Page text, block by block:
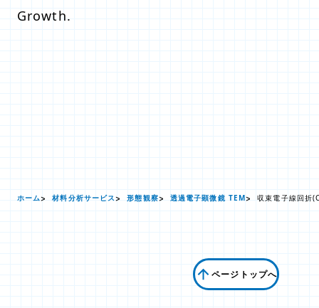
Growth.
ホーム 材料分析サービス 形態観察 透過電子顕微鏡 TEM 収束電子線回折
ページトップへ